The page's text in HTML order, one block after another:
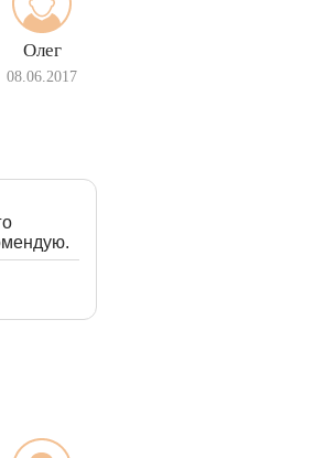
Олег
08.06.2017